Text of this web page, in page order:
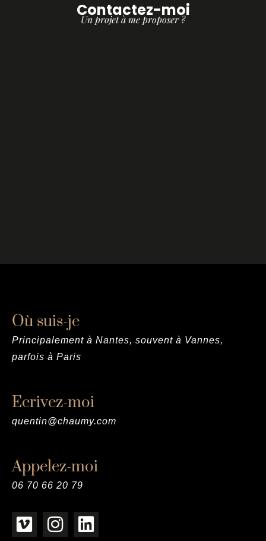
Contactez-moi
Un projet à me proposer ?
Où suis-je
Principalement à Nantes, souvent à Vannes,
parfois à Paris
Ecrivez-moi
quentin@chaumy.com
Appelez-moi
06 70 66 20 79